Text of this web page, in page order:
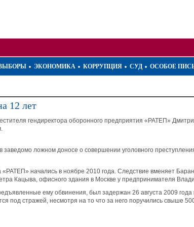
ЭКОНОМИКА КОРРУПЦИЯ СУД ОСОБОЕ
12 лет
гендиректора оборонного предприятия «РАТЕП»
заведомо ложном доносе о совершении уголовного
начались в ноябре 2010 года. Следствие вменяет
Кацыва, офисного здания в Москве у предпринимателя
ему обвинения, был задержан 26 августа 2009
под стражей, несмотря на то что за него поручились свыше